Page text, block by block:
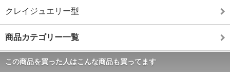
クレイジュエリー型
商品カテゴリー一覧
この商品を買った人はこんな商品も買ってます